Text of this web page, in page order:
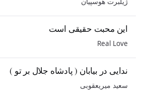
این محبت حقیقی است
Real Love
ندایی در بیابان ( پادشاه جلال بر تو )
سعید میریعقوبی